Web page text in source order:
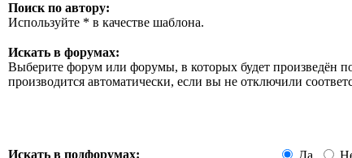
Поиск по автору:
Используйте * в качестве шаблона.
Искать в форумах:
Выберите форум или форумы, в которых будет произведён
производится автоматически, если вы не отключили
Искать в подфорумах: Да